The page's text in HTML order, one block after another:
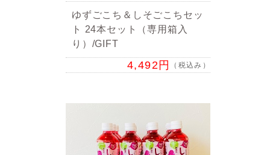
ゆずごこち＆しそごこちセッ
ト 24本セット（専用箱入
り）/GIFT
4,492円 （税込み）